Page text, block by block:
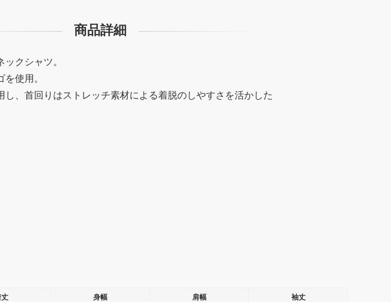
商品詳細
クシャツ。
使用。
し、首回りはストレッチ素材による着脱のしやすさを活かした
身幅 肩幅 袖丈